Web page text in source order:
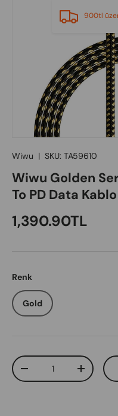
900tl
Wiwu | SKU: TA59610
Wiwu Golden
To PD Data
Regular price
1,390.90TL
Renk
Gold
Qty
Decrease quantityIncrease